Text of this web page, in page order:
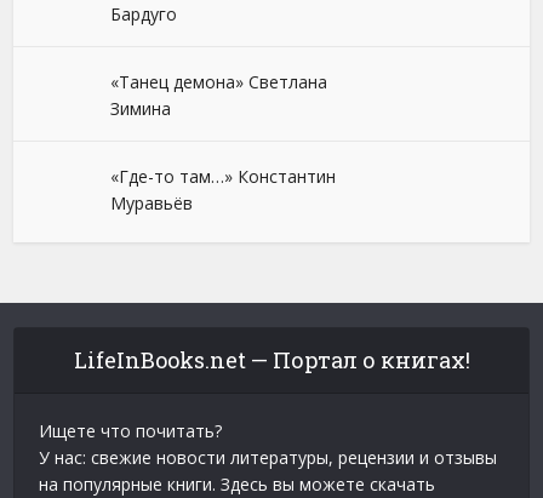
Бардуго
«Танец демона» Светлана
Зимина
«Где-то там…» Константин
Муравьёв
LifeInBooks.net — Портал о книгах!
Ищете что почитать?
У нас: свежие новости литературы, рецензии и отзывы
на популярные книги. Здесь вы можете скачать